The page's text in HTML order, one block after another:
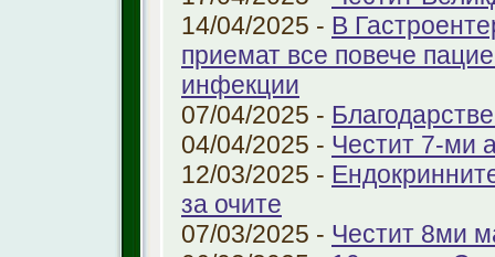
14/04/2025 - В
приемат все повече
инфекции
07/04/2025 -
04/04/2025 - Честит 7-ми
12/03/2025 -
за очите
07/03/2025 - Честит 8ми